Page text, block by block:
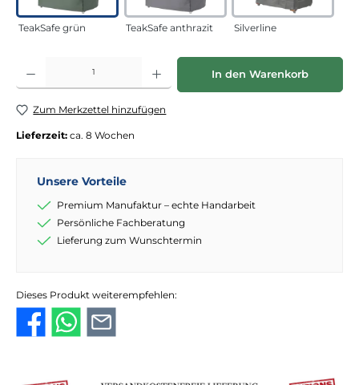
TeakSafe grün TeakSafe anthrazit Silverline
Produkt Anzahl: Gib den gewünschten Wert ein oder benutze die
In den Warenkorb
Zum Merkzettel hinzufügen
Lieferzeit: ca. 8 Wochen
Unsere Vorteile
Premium Manufaktur – echte Handarbeit
Persönliche Fachberatung
Lieferung zum Wunschtermin
Dieses Produkt weiterempfehlen: